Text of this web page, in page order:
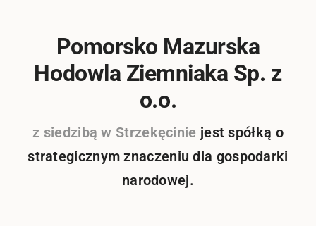
Pomorsko Mazurska
Hodowla Ziemniaka Sp. z
o.o.
z siedzibą w Strzekęcinie jest spółką o
strategicznym znaczeniu dla gospodarki
narodowej.